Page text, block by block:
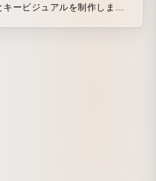
ービジュアルを制作しまし